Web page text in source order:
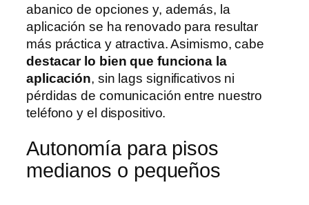
abanico de opciones y, además, la
aplicación se ha renovado para resultar
más práctica y atractiva. Asimismo, cabe
destacar lo bien que funciona la
aplicación, sin lags significativos ni
pérdidas de comunicación entre nuestro
teléfono y el dispositivo.
Autonomía para pisos
medianos o pequeños